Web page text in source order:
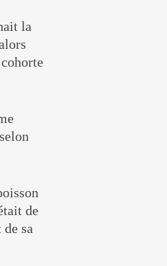
la
de
sa